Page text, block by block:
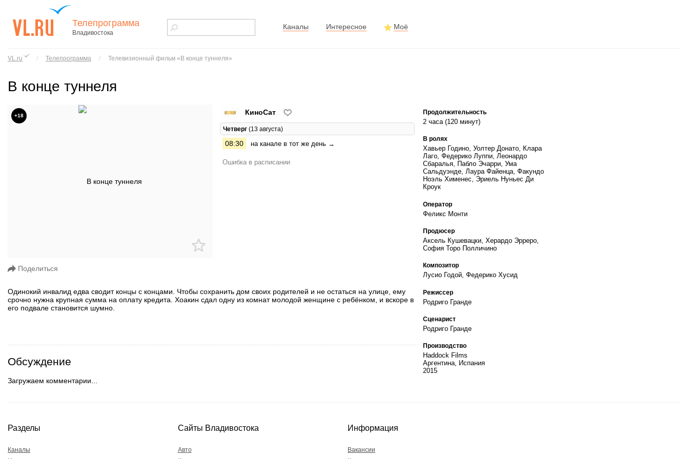
города
Владивостока
Телепрограмма
Владивостока
Каналы Интересное Моё
VL.ru / Телепрограмма / Телевизионный фильм «В конце туннеля»
В конце туннеля
+18
Поделиться
КиноСат
Четверг (13 августа)
08:30 на канале в тот же день →
Ошибка в расписании
Одинокий инвалид едва сводит концы с концами. Чтобы сохранить дом своих родителей и не остаться на улице, ему
срочно нужна крупная сумма на оплату кредита. Хоакин сдал одну из комнат молодой женщине с ребёнком, и вскоре в
его подвале становится шумно.
Продолжительность
2 часа (120 минут)
В ролях
Хавьер Годино, Уолтер Донато, Клара
Лаго, Федерико Луппи, Леонардо
Сбаралья, Пабло Эчарри, Ума
Сальдуэнде, Лаура Файенца, Факундо
Ноэль Хименес, Эриель Нуньес Ди
Кроук
Оператор
Феликс Монти
Продюсер
Аксель Кушевацки, Херардо Эрреро,
София Торо Полличино
Композитор
Лусио Годой, Федерико Хусид
Режиссер
Родриго Гранде
Сценарист
Родриго Гранде
Производство
Haddock Films
Аргентина, Испания
2015
Обсуждение
Загружаем комментарии...
Разделы
Каналы
Сайты Владивостока
Авто
Информация
Вакансии